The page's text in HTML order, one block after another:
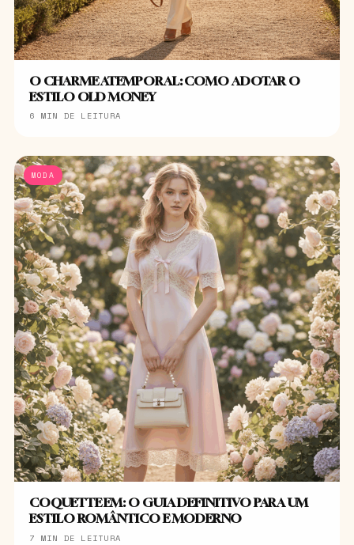
O CHARME ATEMPORAL: COMO ADOTAR O
ESTILO OLD MONEY
6 MIN DE LEITURA
MODA
COQUETTE EM: O GUIA DEFINITIVO PARA UM
ESTILO ROMÂNTICO E MODERNO
7 MIN DE LEITURA